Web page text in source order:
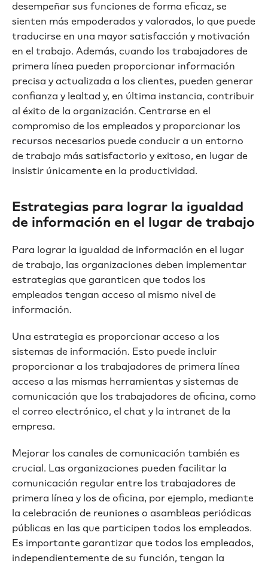
desempeñar sus funciones de forma eficaz, se
sienten más empoderados y valorados, lo que puede
traducirse en una mayor satisfacción y motivación
en el trabajo. Además, cuando los trabajadores de
primera línea pueden proporcionar información
precisa y actualizada a los clientes, pueden generar
confianza y lealtad y, en última instancia, contribuir
al éxito de la organización. Centrarse en el
compromiso de los empleados y proporcionar los
recursos necesarios puede conducir a un entorno
de trabajo más satisfactorio y exitoso, en lugar de
insistir únicamente en la productividad.
Estrategias para lograr la igualdad
de información en el lugar de trabajo
Para lograr la igualdad de información en el lugar
de trabajo, las organizaciones deben implementar
estrategias que garanticen que todos los
empleados tengan acceso al mismo nivel de
información.
Una estrategia es proporcionar acceso a los
sistemas de información. Esto puede incluir
proporcionar a los trabajadores de primera línea
acceso a las mismas herramientas y sistemas de
comunicación que los trabajadores de oficina, como
el correo electrónico, el chat y la intranet de la
empresa.
Mejorar los canales de comunicación también es
crucial. Las organizaciones pueden facilitar la
comunicación regular entre los trabajadores de
primera línea y los de oficina, por ejemplo, mediante
la celebración de reuniones o asambleas periódicas
públicas en las que participen todos los empleados.
Es importante garantizar que todos los empleados,
independientemente de su función, tengan la